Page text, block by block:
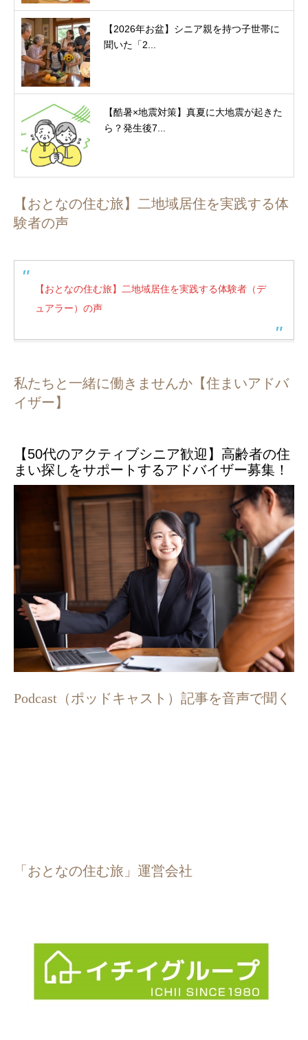
【2026年お盆】シニア親を持つ子世帯に
聞いた「2...
【酷暑×地震対策】真夏に大地震が起きた
ら？発生後7...
【おとなの住む旅】二地域居住を実践する体
験者の声
【おとなの住む旅】二地域居住を実践する体験者（デ
ュアラー）の声
私たちと一緒に働きませんか【住まいアドバ
イザー】
【50代のアクティブシニア歓迎】高齢者の住
まい探しをサポートするアドバイザー募集！
Podcast（ポッドキャスト）記事を音声で聞く
「おとなの住む旅」運営会社